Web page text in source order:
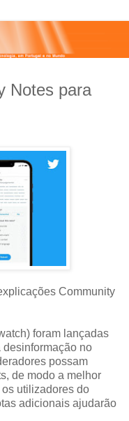
Notes para
Community
foram lançadas
desinformação no
possam
de modo a melhor
utilizadores do
adicionais ajudarão